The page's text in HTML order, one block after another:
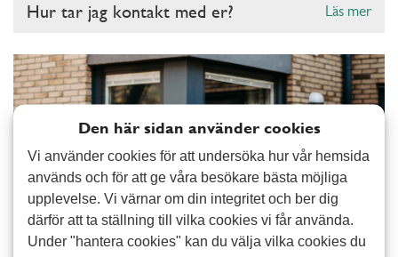
Hur tar jag kontakt med er? Läs mer
Den här sidan använder cookies
Vi använder cookies för att undersöka hur vår hemsida
används och för att ge våra besökare bästa möjliga
upplevelse. Vi värnar om din integritet och ber dig
därför att ta ställning till vilka cookies vi får använda.
Under "hantera cookies" kan du välja vilka cookies du